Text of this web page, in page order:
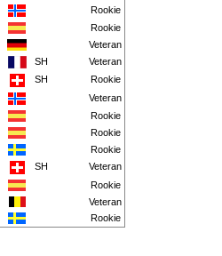
Rookie
Rookie
Veteran
SH
Veteran
SH
Rookie
Veteran
Rookie
Rookie
Rookie
SH
Veteran
Rookie
Veteran
Rookie